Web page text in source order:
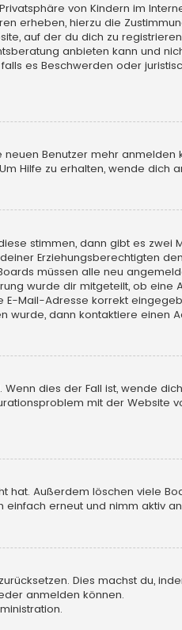
von Kindern im
erheben, hierzu die
auf der du dich zu
anbieten kann und
es Beschwerden oder
Benutzer mehr anmelden
Hilfe zu erhalten, wende dich
stimmen, dann gibt es zwei
Erziehungsberechtigten
müssen alle neu
wurde dir mitgeteilt, ob eine
Mail-Adresse korrekt
wurde, dann kontaktiere einen
dies der Fall ist, wende
mit der Website
hat. Außerdem löschen viele
erneut und nimm aktiv
Dies machst du,
anmelden können.